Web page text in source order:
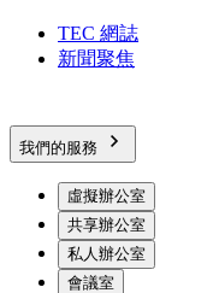
TEC 網誌
新聞聚焦
我們的服務
虛擬辦公室
共享辦公室
私人辦公室
會議室